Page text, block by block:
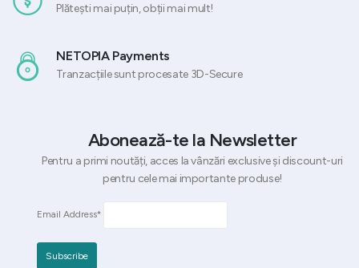
Plătești mai puțin, obții mai mult!
NETOPIA Payments
Tranzacțiile sunt procesate 3D-Secure
Abonează-te la Newsletter
Pentru a primi noutăți, acces la vânzări exclusive și discount-uri
pentru cele mai importante produse!
Email Address*